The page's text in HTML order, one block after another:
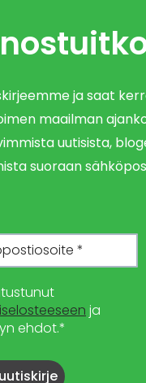
ja saat
maailman
uutisista,
suoraan
ja
ehdot.*